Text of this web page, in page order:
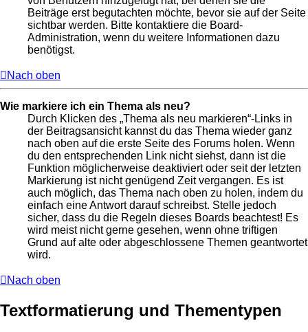
Beiträge erst begutachten möchte, bevor sie auf der Seite
sichtbar werden. Bitte kontaktiere die Board-
Administration, wenn du weitere Informationen dazu
benötigst.
Nach oben
Wie markiere ich ein Thema als neu?
Durch Klicken des „Thema als neu markieren“-Links in
der Beitragsansicht kannst du das Thema wieder ganz
nach oben auf die erste Seite des Forums holen. Wenn
du den entsprechenden Link nicht siehst, dann ist die
Funktion möglicherweise deaktiviert oder seit der letzten
Markierung ist nicht genügend Zeit vergangen. Es ist
auch möglich, das Thema nach oben zu holen, indem du
einfach eine Antwort darauf schreibst. Stelle jedoch
sicher, dass du die Regeln dieses Boards beachtest! Es
wird meist nicht gerne gesehen, wenn ohne triftigen
Grund auf alte oder abgeschlossene Themen geantwortet
wird.
Nach oben
Textformatierung und Thementypen